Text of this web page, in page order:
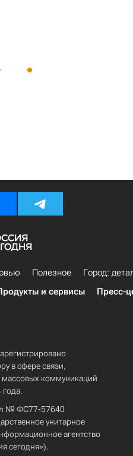
Полезное
Город:
и сервисы Пресс-
в сфере связи,
коммуникаций
№ ФС77-57640
унитарное
агентство
сегодня»).